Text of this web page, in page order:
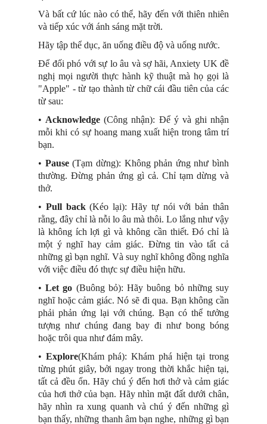
Và bất cứ lúc nào có thể, hãy đến với thiên nhiên
và tiếp xúc với ánh sáng mặt trời.
Hãy tập thể dục, ăn uống điều độ và uống nước.
Để đối phó với sự lo âu và sợ hãi, Anxiety UK đề
nghị mọi người thực hành kỹ thuật mà họ gọi là
"Apple" - từ tạo thành từ chữ cái đầu tiên của các
từ sau:
• Acknowledge (Công nhận): Để ý và ghi nhận
mỗi khi có sự hoang mang xuất hiện trong tâm trí
bạn.
• Pause(Tạm dừng): Không phản ứng như bình
thường. Đừng phản ứng gì cả. Chỉ tạm dừng và
thở.
• Pull back(Kéo lại): Hãy tự nói với bản thân
rằng, đây chỉ là nỗi lo âu mà thôi. Lo lắng như vậy
là không ích lợi gì và không cần thiết. Đó chỉ là
một ý nghĩ hay cảm giác. Đừng tin vào tất cả
những gì bạn nghĩ. Và suy nghĩ không đồng nghĩa
với việc điều đó thực sự điều hiện hữu.
• Let go (Buông bỏ): Hãy buông bỏ những suy
nghĩ hoặc cảm giác. Nó sẽ đi qua. Bạn không cần
phải phản ứng lại với chúng. Bạn có thể tưởng
tượng như chúng đang bay đi như bong bóng
hoặc trôi qua như đám mây.
• Explore(Khám phá): Khám phá hiện tại trong
từng phút giây, bởi ngay trong thời khắc hiện tại,
tất cả đều ổn. Hãy chú ý đến hơi thở và cảm giác
của hơi thở của bạn. Hãy nhìn mặt đất dưới chân,
hãy nhìn ra xung quanh và chú ý đến những gì
bạn thấy, những thanh âm bạn nghe, những gì bạn